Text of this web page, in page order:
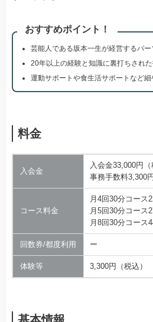
おすすめポイント！
芸能人である坂本一生が経営するパ
20年以上の経験と知識に裏打ちされ
運動サポートや食生活サポートなど細
料金
入会金
入会金33,000円（
事務手数料3,300
コース料金
月4回30分コース
月5回30分コース
月8回30分コース
回数券/都度利用 ー
体験等 3,300円（税込）